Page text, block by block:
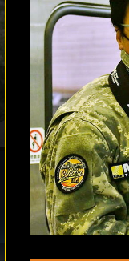
婚紗 / 人像
巫毒